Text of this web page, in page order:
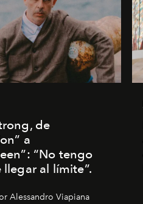
de
a
“No tengo
al límite”.
Alessandro Viapiana